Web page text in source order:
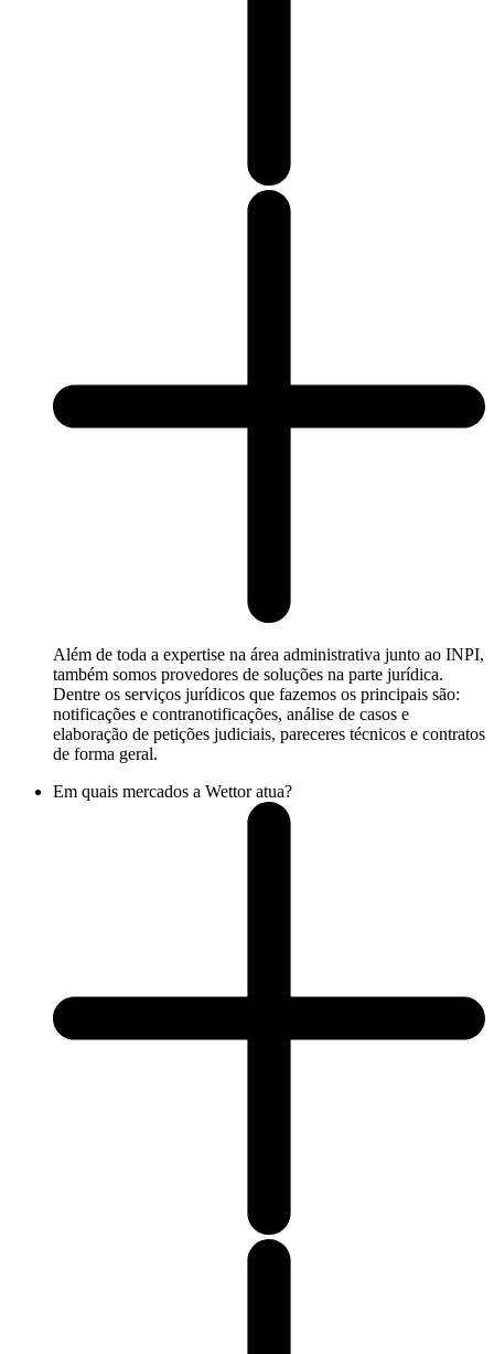
Além de toda a expertise na área administrativa junto ao INPI,
também somos provedores de soluções na parte jurídica.
Dentre os serviços jurídicos que fazemos os principais são:
notificações e contranotificações, análise de casos e
elaboração de petições judiciais, pareceres técnicos e contratos
de forma geral.
Em quais mercados a Wettor atua?